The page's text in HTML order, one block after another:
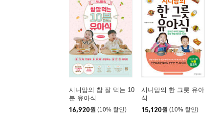
시니맘의 참 잘 먹는 10
분 유아식
16,920원 (10% 할인)
시니맘의 한 그릇 유아
식
15,120원 (10% 할인)